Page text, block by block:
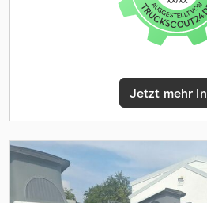
Zwischenverkauf und Irrtum
Verbrauchsangaben basieren auf der
das DAT SilverDAT System. Die VIN-
verschiedener Herstellervorgaben
bereits eine Tages –und
oder vor Verkauf noch bekommen
Jetzt mehr